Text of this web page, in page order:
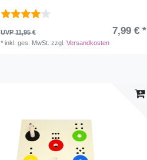
UVP 11,95 € 7,99 € *
*inkl. ges. MwSt. zzgl.Versandkosten